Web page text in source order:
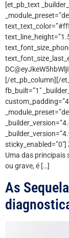
[et_pb_text
[/et_pb_column][/
fb_built=”1″
Uma das principais
ou grave, é […]
As